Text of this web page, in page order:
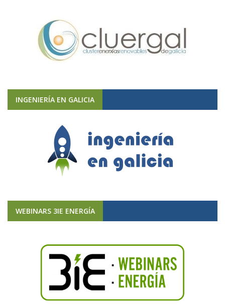
INGENIERÍA EN GALICIA
WEBINARS 3IE ENERGÍA